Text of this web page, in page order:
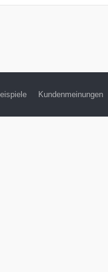
Kundenmeinungen